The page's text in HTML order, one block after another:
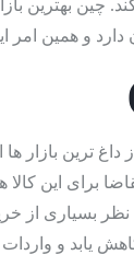
و
چین بهترین
و همین امر
ترین بازار
برای این
نظر بسیاری
یابد و